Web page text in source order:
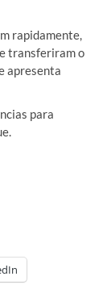
rapidamente,
transferiram o
apresenta
para